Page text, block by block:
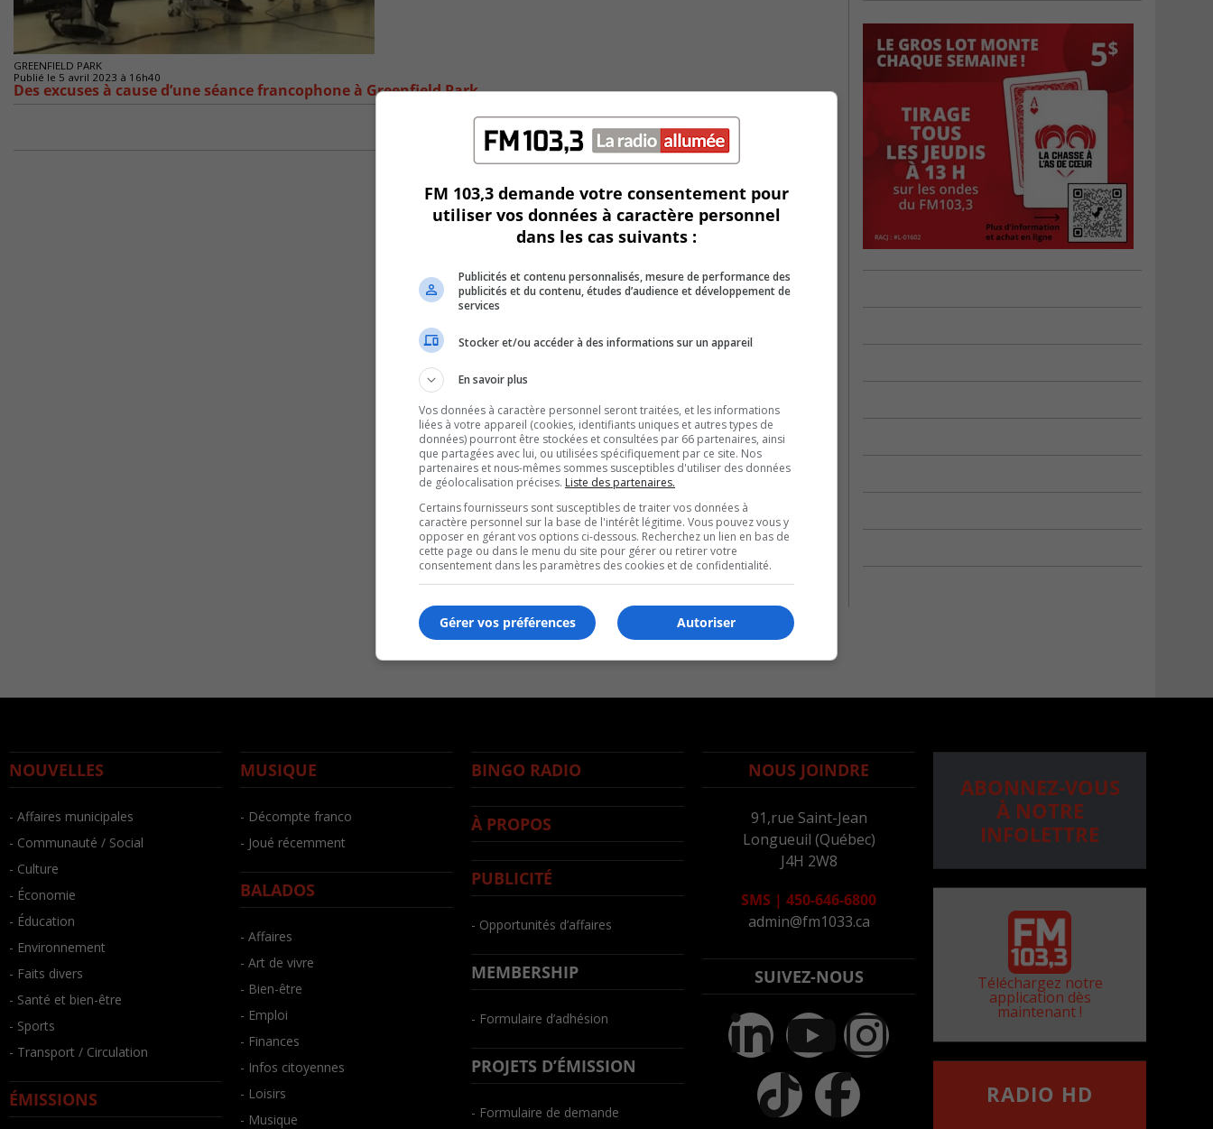
GREENFIELD PARK
Publié le 5 avril 2023 à 16h40
Des excuses à cause d’une séance francophone à Greenfield Park
NOUVELLES
- Affaires municipales
- Communauté / Social
- Culture
- Économie
- Éducation
- Environnement
- Faits divers
- Santé et bien-être
- Sports
- Transport / Circulation
ÉMISSIONS
MUSIQUE
- Décompte franco
- Joué récemment
BALADOS
- Affaires
- Art de vivre
- Bien-être
- Emploi
- Finances
- Infos citoyennes
- Loisirs
- Musique
BINGO RADIO
À PROPOS
PUBLICITÉ
- Opportunités d’affaires
MEMBERSHIP
- Formulaire d’adhésion
PROJETS D’ÉMISSION
- Formulaire de demande
NOUS JOINDRE
91,rue Saint-Jean
Longueuil (Québec)
J4H 2W8
SMS | 450-646-6800
admin@fm1033.ca
SUIVEZ-NOUS
ABONNEZ-VOUS
À NOTRE
INFOLETTRE
Téléchargez notre
application dès
maintenant !
RADIO HD
FM 103,3 demande votre consentement pour
utiliser vos données à caractère personnel
dans les cas suivants :
Publicités et contenu personnalisés, mesure de performance des
publicités et du contenu, études d’audience et développement de
services
Stocker et/ou accéder à des informations sur un appareil
En savoir plus
Vos données à caractère personnel seront traitées, et les informations
liées à votre appareil (cookies, identifiants uniques et autres types de
données) pourront être stockées et consultées par 66 partenaires, ainsi
que partagées avec lui, ou utilisées spécifiquement par ce site. Nos
partenaires et nous-mêmes sommes susceptibles d'utiliser des données
de géolocalisation précises. Liste des partenaires.
Certains fournisseurs sont susceptibles de traiter vos données à
caractère personnel sur la base de l'intérêt légitime. Vous pouvez vous y
opposer en gérant vos options ci-dessous. Recherchez un lien en bas de
cette page ou dans le menu du site pour gérer ou retirer votre
consentement dans les paramètres des cookies et de confidentialité.
Autoriser
Gérer vos préférences